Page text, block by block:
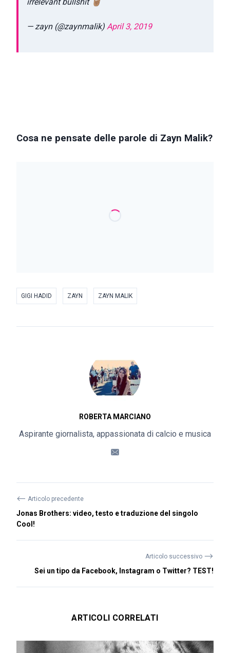
— zayn (@zaynmalik) April 3, 2019
Cosa ne pensate delle parole di Zayn Malik?
GIGI HADID ZAYN ZAYN MALIK
ROBERTA MARCIANO
Aspirante giornalista, appassionata di calcio e musica
⟵ Articolo precedente
Jonas Brothers: video, testo e traduzione del singolo
Cool!
Articolo successivo ⟶
Sei un tipo da Facebook, Instagram o Twitter? TEST!
ARTICOLI CORRELATI